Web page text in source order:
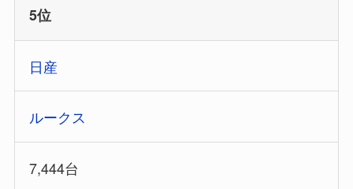
5位
日産
ルークス
7,444台